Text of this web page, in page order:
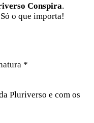
Conspira.
o que importa!
*
Pluriverso e com os